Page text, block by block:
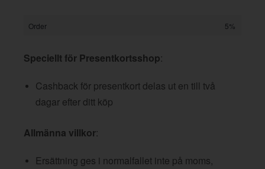
Order 5%
Speciellt för Presentkortsshop:
Cashback för presentkort delas ut en till två
dagar efter ditt köp
Allmänna villkor:
Ersättning ges i normalfallet inte på moms,